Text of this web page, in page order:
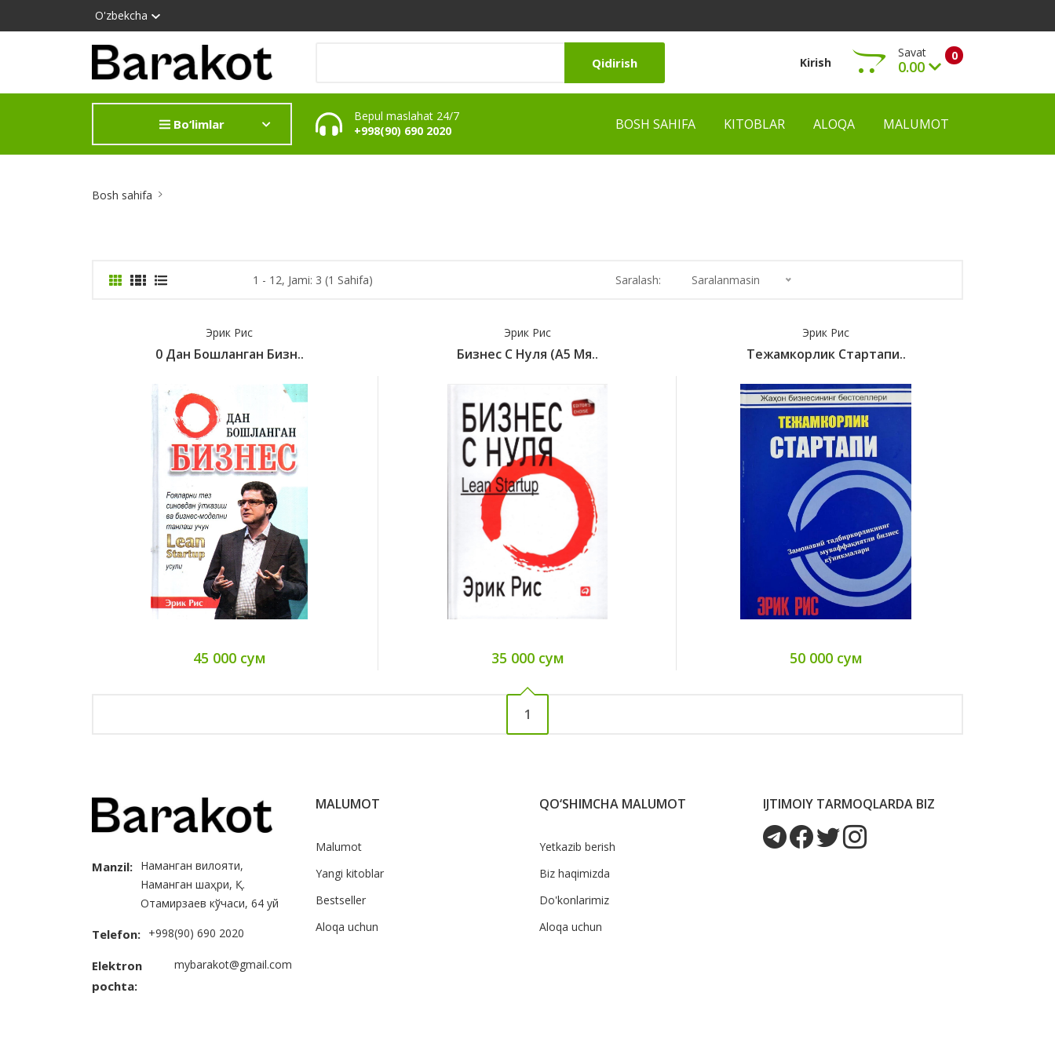
O'zbekcha
Qidirish Kirish 0
Savat
0.00
Ko‘rish
Bo‘limlar
Bepul maslahat 24/7
+998(90) 690 2020
BOSH SAHIFA KITOBLAR ALOQA MALUMOT
Bosh sahifa
1 - 12, Jami: 3 (1 Sahifa) Saralash: Saralanmasin
Эрик Рис
0 Дан Бошланган Бизн..
45 000 сум
Эрик Рис
Бизнес С Нуля (А5 Мя..
35 000 сум
Эрик Рис
Тежамкорлик Стартапи..
50 000 сум
1
Manzil: Наманган вилояти,
Наманган шаҳри, Қ.
Отамирзаев кўчаси, 64 уй
Telefon: +998(90) 690 2020
Elektron
pochta:
mybarakot@gmail.com
MALUMOT
Malumot
Yangi kitoblar
Bestseller
Aloqa uchun
QO‘SHIMCHA MALUMOT
Yetkazib berish
Biz haqimizda
Do'konlarimiz
Aloqa uchun
IJTIMOIY TARMOQLARDA BIZ